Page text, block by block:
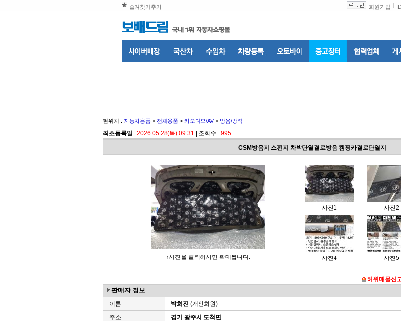
즐겨찾기추가 ID
회원가입
현위치 : 자동차용품 > 전체용품 > 카오디오/AV> 방음/방직
최초등록일 : 2026.05.28(목) 09:31 | 조회수 : 995
CSM방음지 스펀지 차박단열결로방음 켐핑카결로단열지
↑사진을 클릭하시면 확대됩니다.
사진1 사진2
사진4 사진5
허위매물신
판매자 정보
이름 박희진 (개인회원)
주소
경기 광주시 도척면